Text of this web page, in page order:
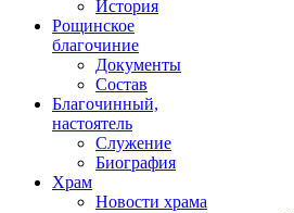
История
Рощинское
благочиние
Документы
Состав
Благочинный,
настоятель
Служение
Биография
Храм
Новости храма